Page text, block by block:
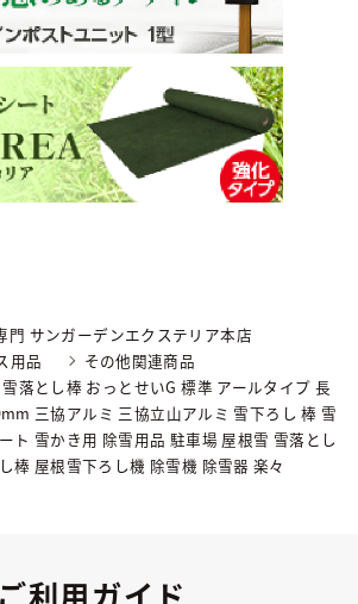
門 サンガーデンエクステリア本店
用品
その他関連商品
落とし棒 おっとせいG 標準 アールタイプ 長
三協アルミ 三協立山アルミ 雪下ろし 棒 雪
ト 雪かき用 除雪用品 駐車場 屋根雪 雪落とし
棒 屋根雪下ろし機 除雪機 除雪器 楽々
ご利用ガイド